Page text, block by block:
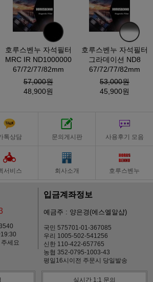
호루스벤누 자석필터
MRC IR ND1000000
67/72/77/82mm
57,000원
48,900원
호루스벤누 자석필터
그라데이션 ND8
67/72/77/82mm
53,000원
45,900원
톡상담 문의게시판 사용후기 모음
서비스 회사소개 호루스벤누
세요
입금계좌정보
예금주 : 양은경(에스엘알샵)
국민 575701-01-367085
우리 1005-502-541256
신한 110-422-657765
농협 352-0795-1003-43
평일16시이전 주문시 당일발송
실시간 1:1 문의